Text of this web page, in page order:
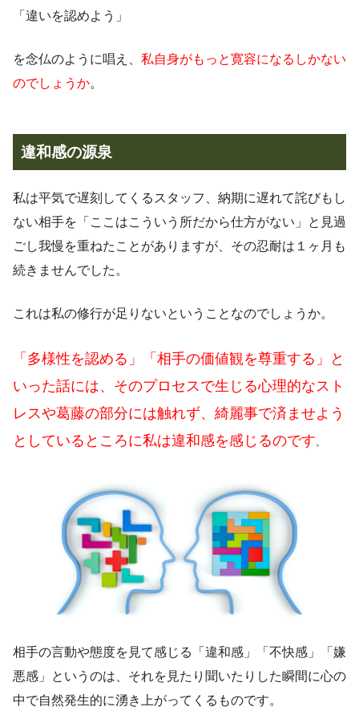
「違いを認めよう」
を念仏のように唱え、 私自身がもっと寛容になるしかない
のでしょうか。
違和感の源泉
私は平気で遅刻してくるスタッフ、納期に遅れて詫びもし
ない相手を「ここはこういう所だから仕方がない」と見過
ごし我慢を重ねたことがありますが、その忍耐は１ヶ月も
続きませんでした。
これは私の修行が足りないということなのでしょうか。
「多様性を認める」「相手の価値観を尊重する」と
いった話には、そのプロセスで生じる心理的なスト
レスや葛藤の部分には触れず、綺麗事で済ませよう
としているところに私は違和感を感じるのです 。
相手の言動や態度を見て感じる「違和感」「不快感」「嫌
悪感」というのは、それを見たり聞いたりした瞬間に心の
中で自然発生的に湧き上がってくるものです。